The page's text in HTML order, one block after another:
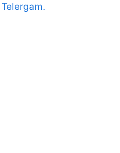
Telergam.